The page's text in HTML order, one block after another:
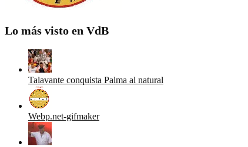
Lo más visto en VdB
Talavante conquista Palma al natural
Webp.net-gifmaker